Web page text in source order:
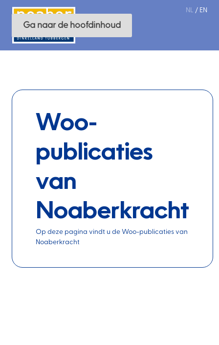
Ga naar de filters
Ga naar de hoofdinhoud
NL / EN
Woo-
publicaties
van
Noaberkracht
Op deze pagina vindt u de Woo-publicaties van
Noaberkracht